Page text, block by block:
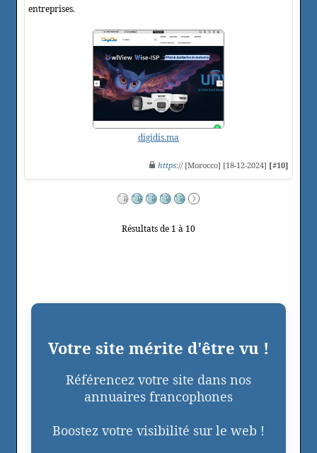
entreprises.
digidis.ma
https:// [Morocco] [18-12-2024] [#10]
Résultats de 1 à 10
Votre site mérite d'être vu !
Référencez votre site dans nos
annuaires francophones
Boostez votre visibilité sur le web !